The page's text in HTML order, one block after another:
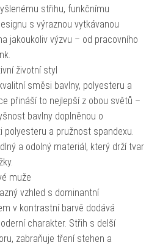
střihu, funkčnímu
s výraznou vytkávanou
jakoukoliv výzvu – od pracovního
životní styl
směsi bavlny, polyesteru a
přináší to nejlepší z obou světů –
bavlny doplněnou o
a pružnost spandexu.
a odolný materiál, který drží tvar
muže
vzhled s dominantní
v kontrastní barvě dodává
charakter. Střih s delší
zabraňuje tření stehen a